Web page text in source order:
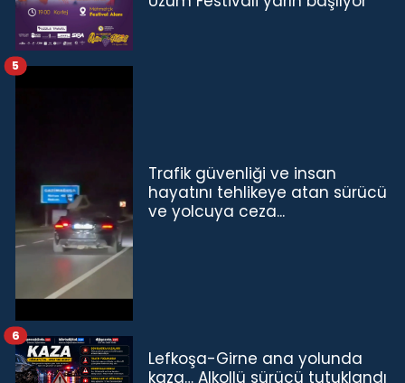
Trafik güvenliği ve insan
hayatını tehlikeye atan sürücü
ve yolcuya ceza...
5
Lefkoşa-Girne ana yolunda
kaza… Alkollü sürücü tutuklandı
6